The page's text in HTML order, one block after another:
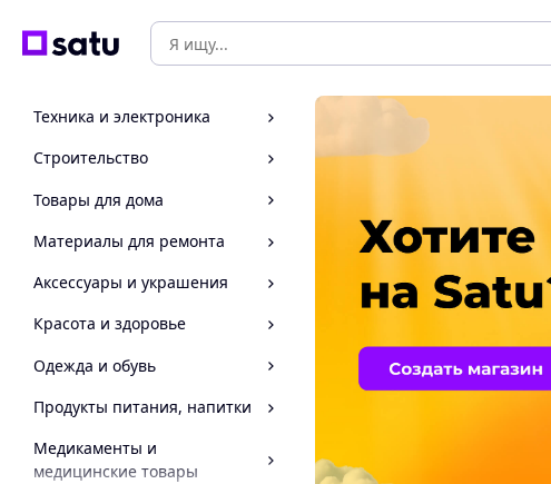
Техника и электроника
Строительство
Товары для дома
Материалы для ремонта
Аксессуары и украшения
Красота и здоровье
Одежда и обувь
Продукты питания, напитки
Медикаменты и
медицинские товары